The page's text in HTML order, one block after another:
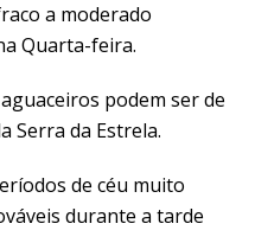
a moderado
Quarta-feira.
podem ser de
Serra da Estrela.
de céu muito
durante a tarde